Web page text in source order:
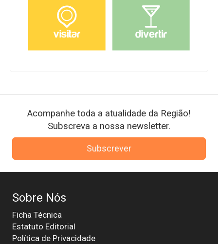
Acompanhe toda a atualidade da Região!
Subscreva a nossa newsletter.
Subscrever
Sobre Nós
Ficha Técnica
Estatuto Editorial
Política de Privacidade